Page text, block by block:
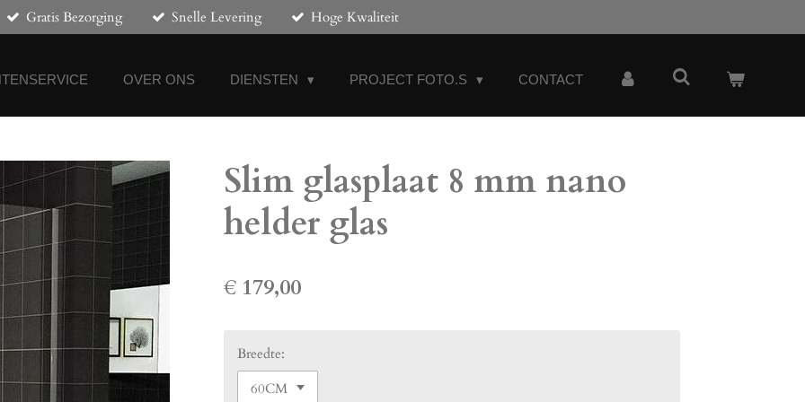
Gratis Bezorging Snelle Levering Hoge Kwaliteit
OVER ONS DIENSTEN PROJECT FOTO.S CONTACT
Slim glasplaat 8 mm nano
helder glas
€ 179,00
Breedte: